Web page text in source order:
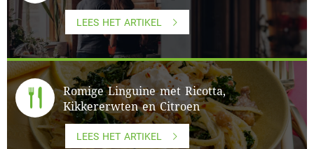
LEES HET ARTIKEL
Romige Linguine met Ricotta,
Kikkererwten en Citroen
LEES HET ARTIKEL